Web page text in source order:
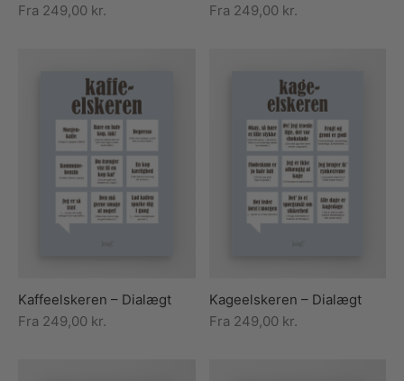
Fra 249,00 kr.
Fra 249,00 kr.
Kaffeelskeren – Dialægt
Fra 249,00 kr.
Kageelskeren – Dialægt
Fra 249,00 kr.